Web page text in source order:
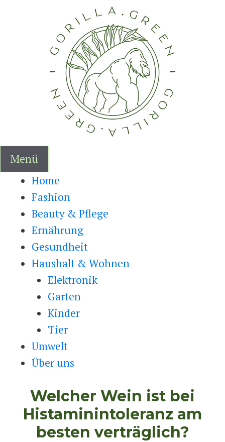
Menü
Home
Fashion
Beauty & Pflege
Ernährung
Gesundheit
Haushalt & Wohnen
Elektronik
Garten
Kinder
Tier
Umwelt
Über uns
Welcher Wein ist bei
Histaminintoleranz am
besten verträglich?